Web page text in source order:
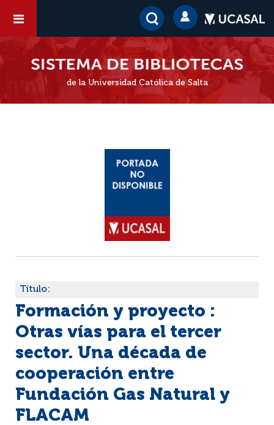
de la Universidad Católica de Salta
Título:
Formación y proyecto :
Otras vías para el tercer
sector. Una década de
cooperación entre
Fundación Gas Natural y
FLACAM